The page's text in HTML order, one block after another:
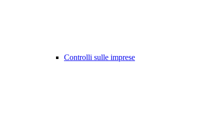
Controlli sulle imprese